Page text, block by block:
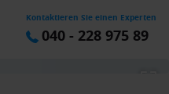
Kontaktieren Sie einen Experten
040 - 228 975 89